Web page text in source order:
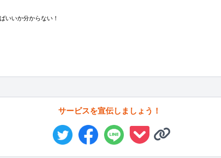
いいか分からない！
サービスを宣伝しましょう！